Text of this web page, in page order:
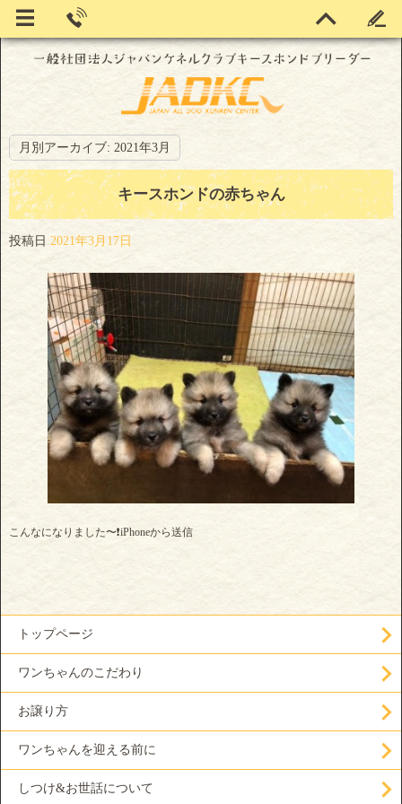
月別アーカイブ: 2021年3月
キースホンドの赤ちゃん
投稿日 2021年3月17日
こんなになりました〜❗️iPhoneから送信
トップページ
ワンちゃんのこだわり
お譲り方
ワンちゃんを迎える前に
しつけ&お世話について